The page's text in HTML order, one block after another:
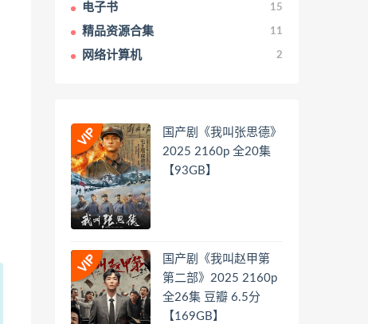
电子书 15
精品资源合集 11
网络计算机 2
国产剧《我叫张思德》
2025 2160p 全20集
【93GB】
国产剧《我叫赵甲第
第二部》2025 2160p
全26集 豆瓣 6.5分
【169GB】